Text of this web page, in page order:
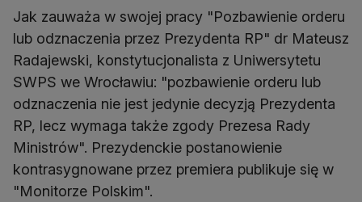
Jak zauważa w swojej pracy "Pozbawienie orderu
lub odznaczenia przez Prezydenta RP" dr Mateusz
Radajewski, konstytucjonalista z Uniwersytetu
SWPS we Wrocławiu: "pozbawienie orderu lub
odznaczenia nie jest jedynie decyzją Prezydenta
RP, lecz wymaga także zgody Prezesa Rady
Ministrów". Prezydenckie postanowienie
kontrasygnowane przez premiera publikuje się w
"Monitorze Polskim".